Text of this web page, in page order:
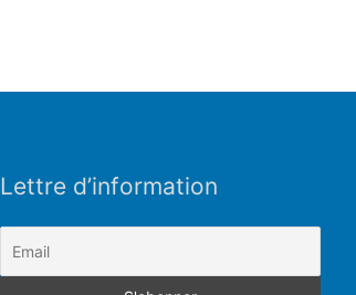
Lettre d’information